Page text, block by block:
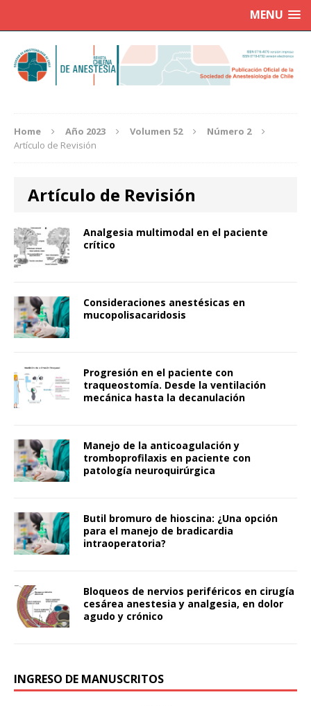
MENU
Home Año 2023 Volumen 52
Número 2
Artículo de Revisión
Artículo de Revisión
Analgesia multimodal en el paciente
crítico
Consideraciones anestésicas en
mucopolisacaridosis
Progresión en el paciente con
traqueostomía. Desde la ventilación
mecánica hasta la decanulación
Manejo de la anticoagulación y
tromboprofilaxis en paciente con
patología neuroquirúrgica
Butil bromuro de hioscina: ¿Una opción
para el manejo de bradicardia
intraoperatoria?
Bloqueos de nervios periféricos en cirugía
cesárea anestesia y analgesia, en dolor
agudo y crónico
INGRESO DE MANUSCRITOS